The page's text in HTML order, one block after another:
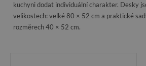
kuchyni dodat individuální charakter. Desky
velikostech: velké 80 × 52 cm a praktické
rozměrech 40 × 52 cm.